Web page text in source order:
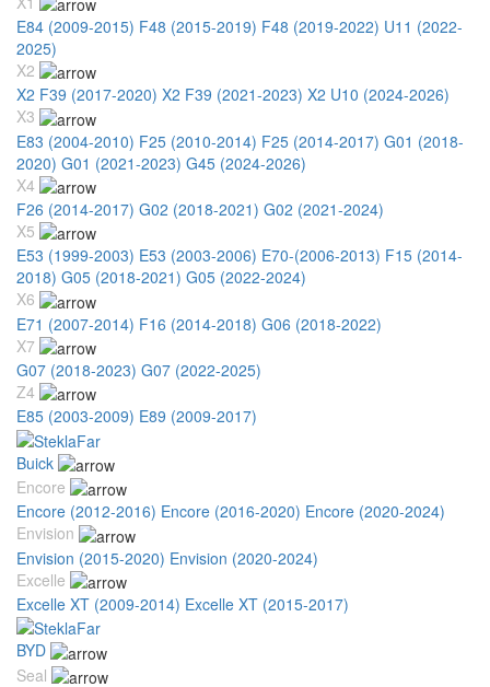
E84 (2009-2015) F48 (2015-2019) F48 (2019-2022) U11 (2022-
2025)
X2
X2 F39 (2017-2020) X2 F39 (2021-2023) X2 U10 (2024-2026)
X3
E83 (2004-2010) F25 (2010-2014) F25 (2014-2017) G01 (2018-
2020) G01 (2021-2023) G45 (2024-2026)
X4
F26 (2014-2017) G02 (2018-2021) G02 (2021-2024)
X5
E53 (1999-2003) E53 (2003-2006) E70-(2006-2013) F15 (2014-
2018) G05 (2018-2021) G05 (2022-2024)
X6
E71 (2007-2014) F16 (2014-2018) G06 (2018-2022)
X7
G07 (2018-2023) G07 (2022-2025)
Z4
E85 (2003-2009) E89 (2009-2017)
Buick
Encore
Encore (2012-2016) Encore (2016-2020) Encore (2020-2024)
Envision
Envision (2015-2020) Envision (2020-2024)
Excelle
Excelle XT (2009-2014) Excelle XT (2015-2017)
BYD
Seal